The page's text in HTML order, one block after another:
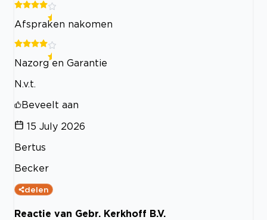
Afspraken nakomen
Nazorg en Garantie
N.v.t.
Beveelt aan
15 July 2026
Bertus
Becker
delen
Reactie van Gebr. Kerkhoff B.V.